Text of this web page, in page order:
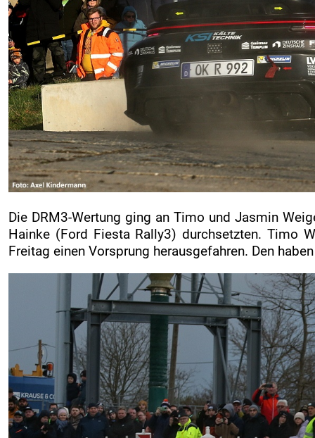
Die DRM3-Wertung ging an Timo und Jasmin
Hainke (Ford Fiesta Rally3) durchsetzten. Timo
Freitag einen Vorsprung herausgefahren. Den